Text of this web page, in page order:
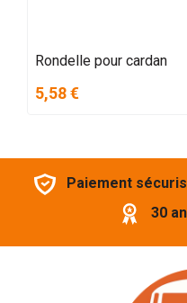
Rondelle pour cardan
5,58 €
Paiement
30